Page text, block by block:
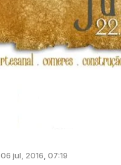
06 jul, 2016, 07:19